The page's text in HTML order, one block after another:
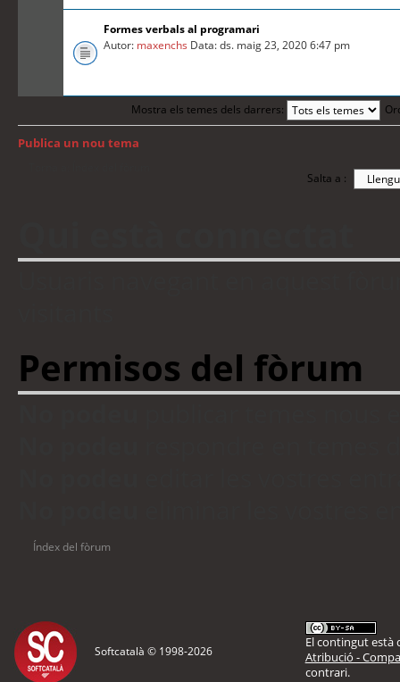
Formes verbals al programari
Autor: maxenchs Data: ds. maig 23, 2020 6:47 pm
Mostra els temes dels darrers:
Publica un nou tema
Salta a :
Permisos del fòrum
Índex del fòrum
Softcatalà © 1998-2026
El contingut està
Atribució -
contrari.